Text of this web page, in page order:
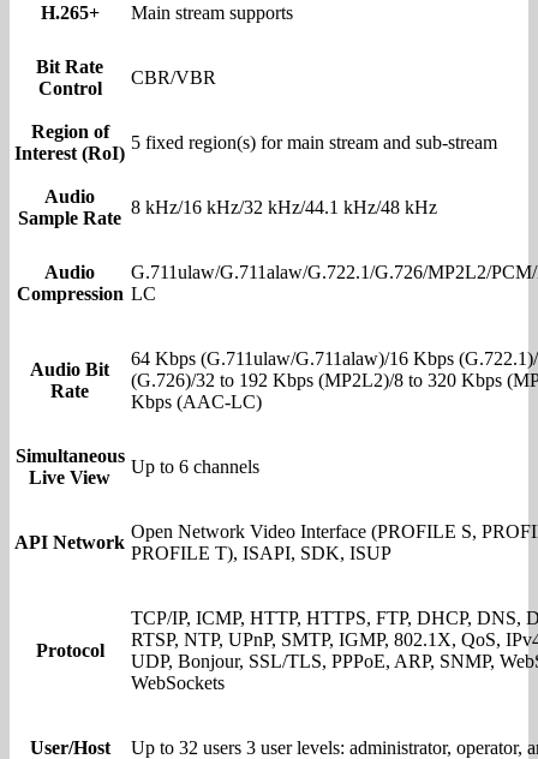
H.265+ Main stream supports
Bit Rate
Control
CBR/VBR
Region of
Interest (RoI)
5 fixed region(s) for main stream and sub-stream
Audio
Sample Rate
8 kHz/16 kHz/32 kHz/44.1 kHz/48 kHz
Audio
Compression
G.711ulaw/G.711alaw/G.722.1/G.726/MP2L2/
LC
Audio Bit
Rate
64 Kbps (G.711ulaw/G.711alaw)/16 Kbps
(G.726)/32 to 192 Kbps (MP2L2)/8 to 320 Kbps
Kbps (AAC-LC)
Simultaneous
Live View
Up to 6 channels
API Network
Open Network Video Interface (PROFILE S,
PROFILE T), ISAPI, SDK, ISUP
Protocol
TCP/IP, ICMP, HTTP, HTTPS, FTP, DHCP, DNS,
RTSP, NTP, UPnP, SMTP, IGMP, 802.1X, QoS,
UDP, Bonjour, SSL/TLS, PPPoE, ARP, SNMP,
WebSockets
User/Host Up to 32 users 3 user levels: administrator, operator,